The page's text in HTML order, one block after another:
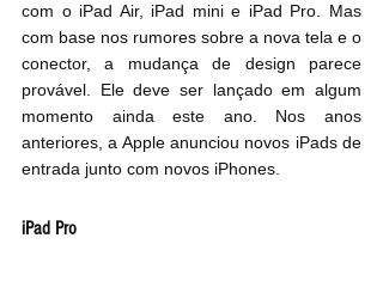
com o iPad Air, iPad mini e iPad Pro. Mas
com base nos rumores sobre a nova tela e o
conector, a mudança de design parece
provável. Ele deve ser lançado em algum
momento ainda este ano. Nos anos
anteriores, a Apple anunciou novos iPads de
entrada junto com novos iPhones.
iPad Pro